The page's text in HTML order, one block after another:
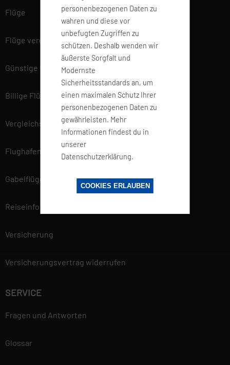
personenbezogenen Daten zu
wahren und diese vor
unbefugten Zugriffen zu
schützen. Deshalb wenden wir
äußerste Sorgfalt und
Modernste
Sicherheitsstandards an, um
einen maximalen Schutz Ihrer
personenbezogenen Daten zu
gewährleisten. Mehr
Informationen findest du in
unserer
Datenschutzerklärung.
COOKIES ERLAUBEN
Flüge
Flüge vergleichen
Günstige Flüge
Billige Flüge
Vergleichsportal
Flughafen Informationen
Gabelflüge
Reiseinfo
Versicherung
Versicherungsvertrag widerrufen
SERVICE
Fragen und Antworten
Glossar